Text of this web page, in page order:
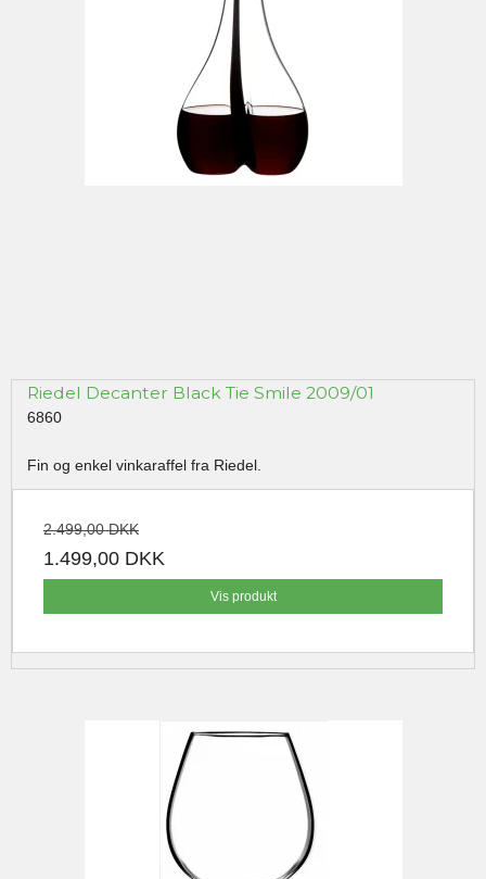
Riedel Decanter Black Tie Smile 2009/01
6860
Fin og enkel vinkaraffel fra Riedel.
2.499,00 DKK
1.499,00 DKK
Vis produkt